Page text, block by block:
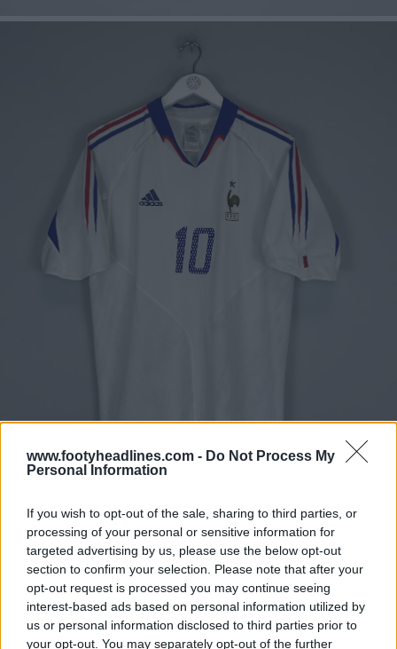
www.footyheadlines.com - Do Not Process My
Personal Information
If you wish to opt-out of the sale, sharing to third parties, or
processing of your personal or sensitive information for
targeted advertising by us, please use the below opt-out
section to confirm your selection. Please note that after your
opt-out request is processed you may continue seeing
interest-based ads based on personal information utilized by
us or personal information disclosed to third parties prior to
your opt-out. You may separately opt-out of the further